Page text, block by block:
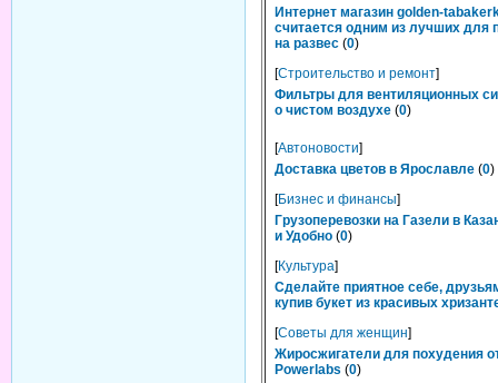
Интернет магазин golden-
считается одним из лучших для
на развес (0)
[Строительство и ремонт]
Фильтры для вентиляционных
о чистом воздухе (0)
[Автоновости]
Доставка цветов в Ярославле (0)
[Бизнес и финансы]
Грузоперевозки на Газели в
и Удобно (0)
[Культура]
Сделайте приятное себе,
купив букет из красивых
[Советы для женщин]
Жиросжигатели для похудения
Powerlabs (0)